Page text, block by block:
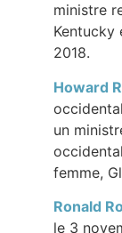
ministre
Kentucky
2018.
Howard
un
femme,
Ronald
le 3